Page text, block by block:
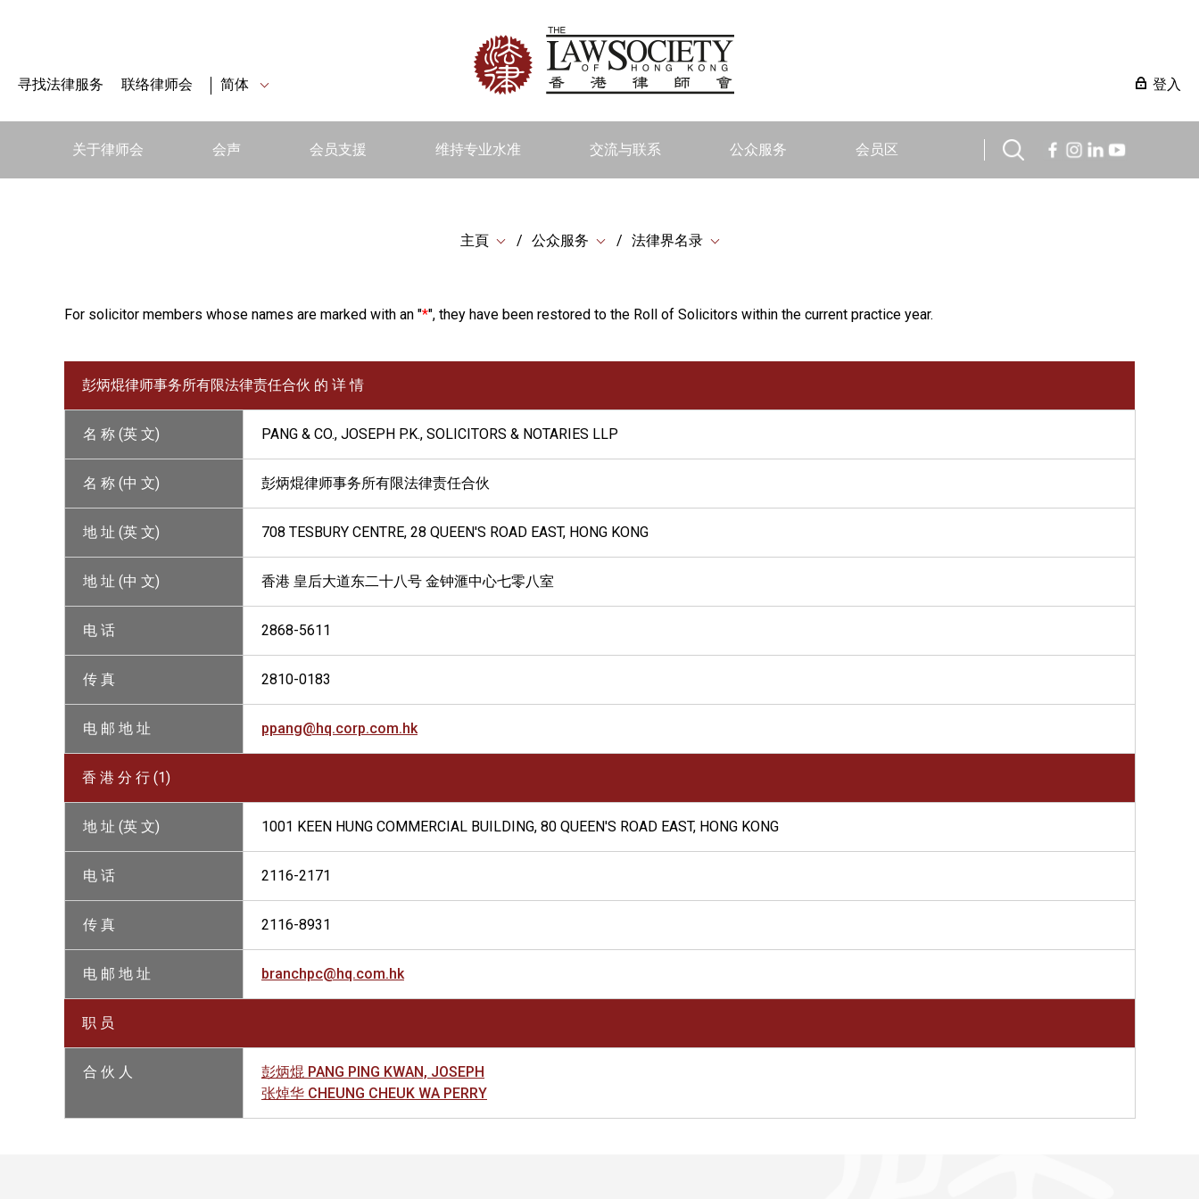
寻找法律服务 联络律师会 简体 登入
关于律师会 会声 会员支援 维持专业水准 交流与联系 公众服务 会员区
主頁 公众服务 法律界名录
For solicitor members whose names are marked with an "*", they have been restored to the Roll of Solicitors within the current practice year.
彭炳焜律师事务所有限法律责任合伙 的 详 情
名 称 (英 文) PANG & CO., JOSEPH P.K., SOLICITORS & NOTARIES LLP
名 称 (中 文) 彭炳焜律师事务所有限法律责任合伙
地 址 (英 文) 708 TESBURY CENTRE, 28 QUEEN'S ROAD EAST, HONG KONG
地 址 (中 文) 香港 皇后大道东二十八号 金钟滙中心七零八室
电 话 2868-5611
传 真 2810-0183
电 邮 地 址 ppang@hq.corp.com.hk
香 港 分 行 (1)
地 址 (英 文) 1001 KEEN HUNG COMMERCIAL BUILDING, 80 QUEEN'S ROAD EAST, HONG KONG
电 话 2116-2171
传 真 2116-8931
电 邮 地 址 branchpc@hq.com.hk
职 员
合 伙 人
彭炳焜 PANG PING KWAN, JOSEPH
张焯华 CHEUNG CHEUK WA PERRY